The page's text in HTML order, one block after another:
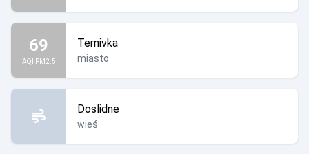
69
AQI PM2.5
Ternivka
miasto
Doslidne
wieś